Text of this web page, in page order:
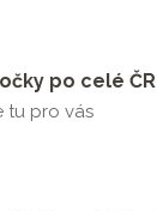
po celé ČR
tu pro vás